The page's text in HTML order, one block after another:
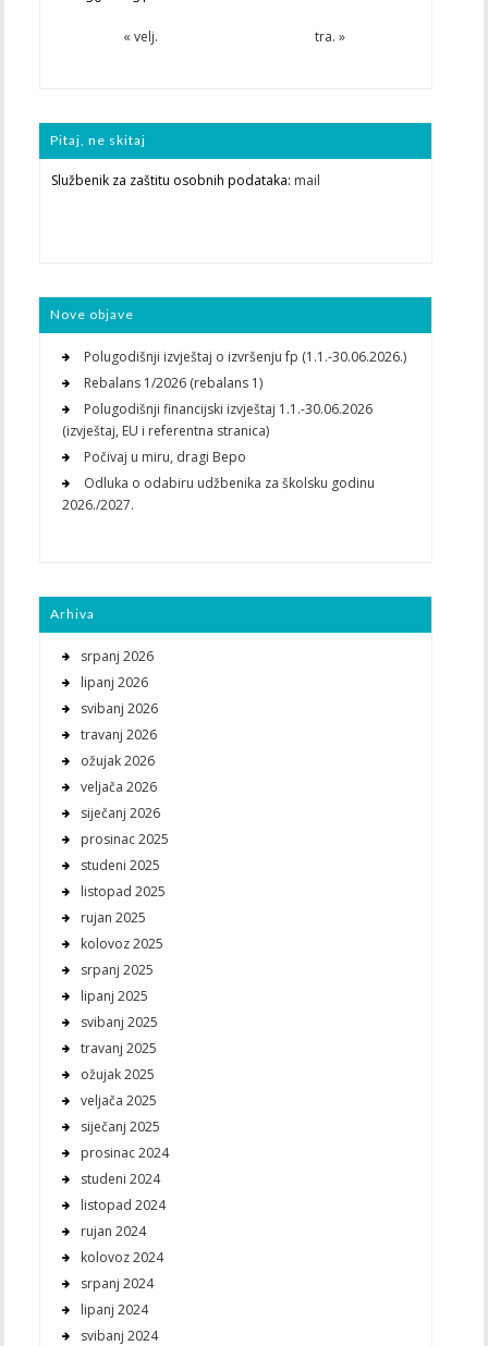
« velj. tra. »
Pitaj, ne skitaj
Službenik za zaštitu osobnih podataka: mail
Nove objave
Polugodišnji izvještaj o izvršenju fp (1.1.-30.06.2026.)
Rebalans 1/2026 (rebalans 1)
Polugodišnji financijski izvještaj 1.1.-30.06.2026
(izvještaj, EU i referentna stranica)
Počivaj u miru, dragi Bepo
Odluka o odabiru udžbenika za školsku godinu
2026./2027.
Arhiva
srpanj 2026
lipanj 2026
svibanj 2026
travanj 2026
ožujak 2026
veljača 2026
siječanj 2026
prosinac 2025
studeni 2025
listopad 2025
rujan 2025
kolovoz 2025
srpanj 2025
lipanj 2025
svibanj 2025
travanj 2025
ožujak 2025
veljača 2025
siječanj 2025
prosinac 2024
studeni 2024
listopad 2024
rujan 2024
kolovoz 2024
srpanj 2024
lipanj 2024
svibanj 2024